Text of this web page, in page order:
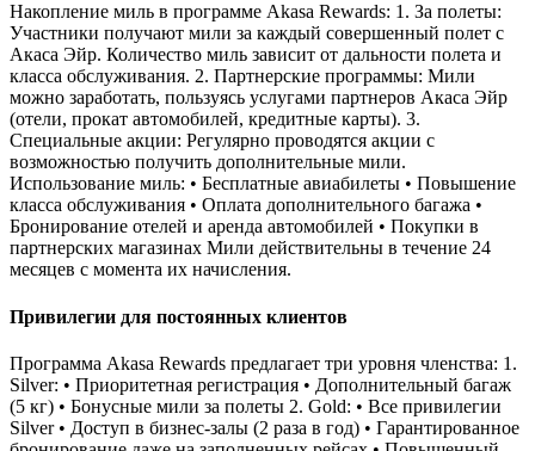
Накопление миль в программе Akasa Rewards: 1. За полеты:
Участники получают мили за каждый совершенный полет с
Акаса Эйр. Количество миль зависит от дальности полета и
класса обслуживания. 2. Партнерские программы: Мили
можно заработать, пользуясь услугами партнеров Акаса Эйр
(отели, прокат автомобилей, кредитные карты). 3.
Специальные акции: Регулярно проводятся акции с
возможностью получить дополнительные мили.
Использование миль: • Бесплатные авиабилеты • Повышение
класса обслуживания • Оплата дополнительного багажа •
Бронирование отелей и аренда автомобилей • Покупки в
партнерских магазинах Мили действительны в течение 24
месяцев с момента их начисления.
Привилегии для постоянных клиентов
Программа Akasa Rewards предлагает три уровня членства: 1.
Silver: • Приоритетная регистрация • Дополнительный багаж
(5 кг) • Бонусные мили за полеты 2. Gold: • Все привилегии
Silver • Доступ в бизнес-залы (2 раза в год) • Гарантированное